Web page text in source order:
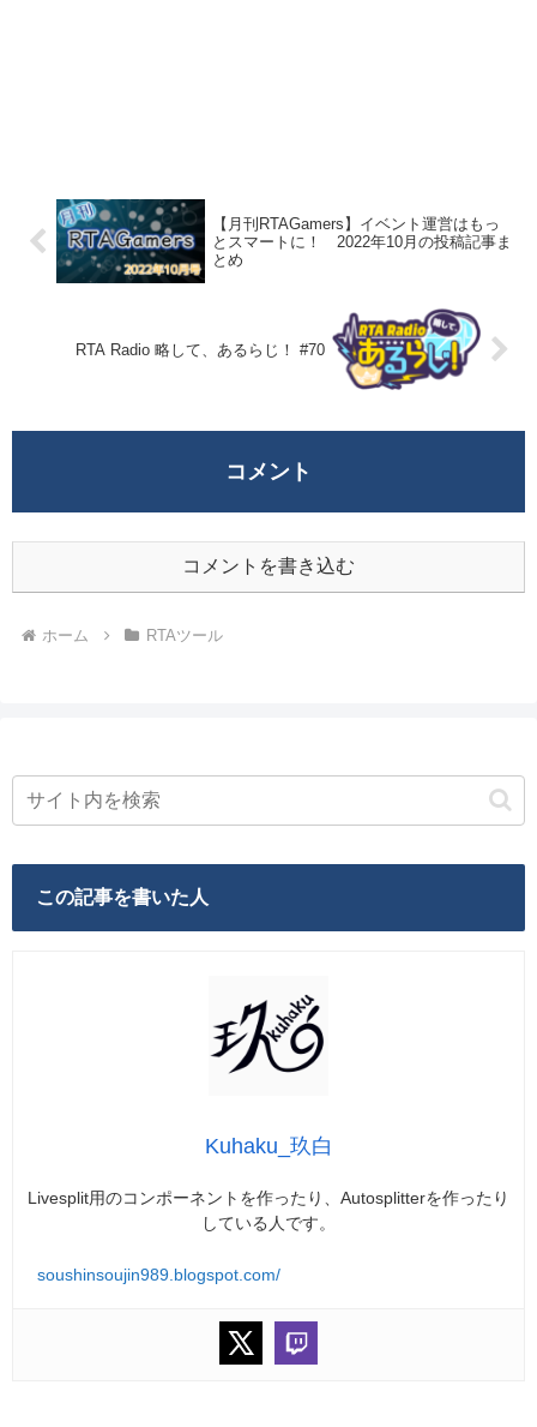
【月刊RTAGamers】イベント運営はもっ
とスマートに！ 2022年10月の投稿記事ま
とめ
RTA Radio 略して、あるらじ！ #70
コメント
コメントを書き込む
ホーム RTAツール
この記事を書いた人
Kuhaku_玖白
Livesplit用のコンポーネントを作ったり、Autosplitterを作ったり
している人です。
soushinsoujin989.blogspot.com/